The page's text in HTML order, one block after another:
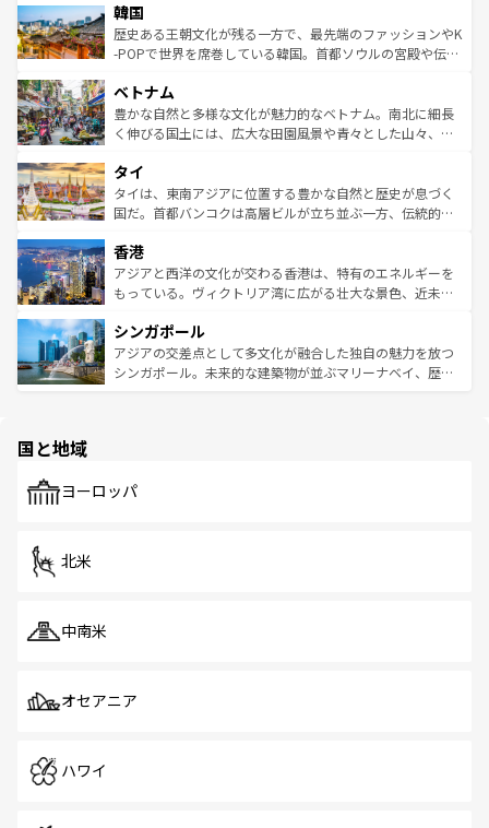
ワイを、存分に味わってほしい。 なお、新着のハワイ情報
はコンテンツ一覧を参照してほしい。
いる。アクティビティも充実しており、サーフィンやダイ
ビング、ハイキングなど、アウトドア好きにはたまらな
い。オーストラリアの多彩な魅力を存分に味わいつくそ
参照してほしい。
ン）、静ひつな山岳地帯である台湾東部など、都市の喧騒
と山間の静けさが共存しており、訪れる人に新しい発見と
驚きをもたらしてくれる。また、奥深い台湾の食文化も魅
容にもいいと評判のスイーツなど、バラエティ豊かな料理
が味わえる。 なお、新着の台湾情報は コンテンツ一覧を参
照してほしい。
韓国
歴史ある王朝文化が残る一方で、最先端のファッションやK
-POPで世界を席巻している韓国。首都ソウルの宮殿や伝統
き、地方に足を延ばせば四季折々の自然美を楽しむことが
できる。そして、キムチや焼肉、絶品のストリートフード
まで、さまざまな韓国料理が待っている。夜には、韓国な
リティに包まれながら、韓国の多彩な魅力を心ゆくまで味
わってみてほしい。 なお、新着の韓国情報はコンテンツ一
覧を参照してほしい。
ベトナム
豊かな自然と多様な文化が魅力的なベトナム。南北に細長
く伸びる国土には、広大な田園風景や青々とした山々、世
急速な発展と共に伝統が息づく。ハノイの古い町並みやホ
ーチミン市のフランス統治時代の建物も、独特の雰囲気を
醸し出している。また、バラエティの豊かさとおいしさで
とつ。フォーやバインミー、ベトナムコーヒーなどは、ぜ
ひ現地で味わいたい。どの地域を訪れてもあたたかい人々
が旅行者を迎えてくれるので、きっと忘れられない旅にな
参照してほしい。
タイ
タイは、東南アジアに位置する豊かな自然と歴史が息づく
国だ。首都バンコクは高層ビルが立ち並ぶ一方、伝統的な
の活気が交差している。北部ではチェンマイなどの山岳地
帯で自然と触れ合い、南部ではプーケットやクラビの美し
いビーチでリゾート気分を楽しむことができる。タイ料理
激する。気候は一年中温暖で、どの季節にも異なる楽しみ
が待っている。親しみやすいタイの人々、仏教を中心とし
た文化、そして多様な観光資源が、訪れる旅人を魅了し続
香港
アジアと西洋の文化が交わる香港は、特有のエネルギーを
もっている。ヴィクトリア湾に広がる壮大な景色、近未来
み、どこを訪れても感動するはず。観光スポットが密集し
ており、効率よく見どころを回れるのも魅力。息をのむよ
うな絶景から文化的な体験まで、香港を存分に楽しみ尽く
シンガポール
アジアの交差点として多文化が融合した独自の魅力を放つ
シンガポール。未来的な建築物が並ぶマリーナベイ、歴史
で、ホーカーズは地元の風情を楽しめる外せないスポット
国と地域
ヨーロッパ
北米
中南米
オセアニア
ハワイ